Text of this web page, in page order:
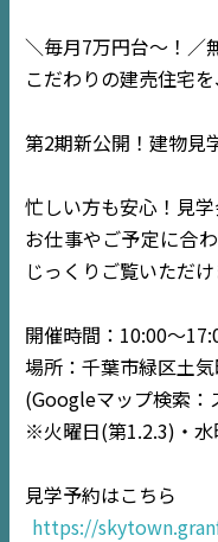
＼毎月7万円台〜！／
こだわりの建売住宅
第2期新公開！建物見
忙しい方も安心！見
お仕事やご予定に合
じっくりご覧いただけ
開催時間：10:00〜
場所：千葉市緑区土
(Googleマップ検索：
※火曜日(第1.2.3)・水
見学予約はこちら
https://